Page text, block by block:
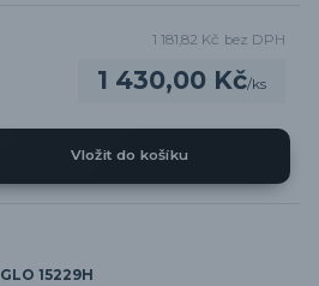
1 430,00 Kč/ks
1 181,82 Kč bez DPH
Vložit do košíku
GLO 15229H